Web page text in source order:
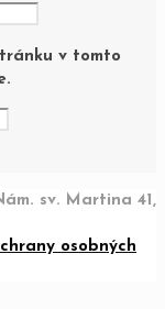
v tomto
sv. Martina 41,
osobných